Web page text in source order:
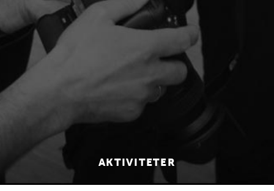
AKTIVITETER